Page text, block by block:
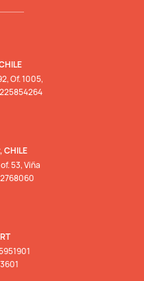
Of. 1005,
CHILE
53, Viña